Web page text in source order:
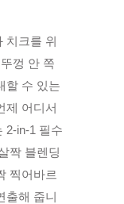
치크를 위
껑 안 쪽
할 수 있는
제 어디서
2-in-1 필수
짝 블렌딩
찍어바르
출해 줍니